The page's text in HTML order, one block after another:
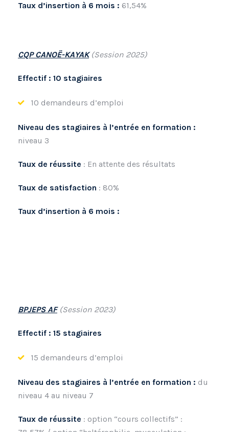
Taux d’insertion à 6 mois : 61,54%
CQP CANOË-KAYAK(Session 2025)
Effectif : 10 stagiaires
10 demandeurs d’emploi
Niveau des stagiaires à l’entrée en formation :
niveau 3
Taux de réussite : En attente des résultats
Taux de satisfaction : 80%
Taux d’insertion à 6 mois :
BPJEPS AF(Session 2023)
Effectif : 15 stagiaires
15 demandeurs d’emploi
Niveau des stagiaires à l’entrée en formation : du
niveau 4 au niveau 7
Taux de réussite : option “cours collectifs” :